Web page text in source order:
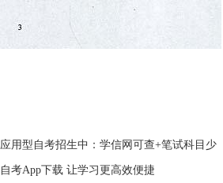
应用型自考招生中：学信网可查+笔试科目少
自考App下载 让学习更高效便捷